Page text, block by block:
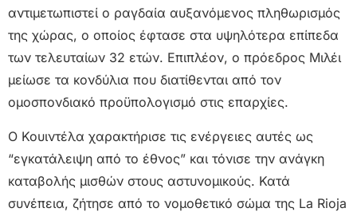
αντιμετωπιστεί ο ραγδαία αυξανόμενος πληθωρισμός
της χώρας, ο οποίος έφτασε στα υψηλότερα επίπεδα
των τελευταίων 32 ετών. Επιπλέον, ο πρόεδρος Μιλέι
μείωσε τα κονδύλια που διατίθενται από τον
ομοσπονδιακό προϋπολογισμό στις επαρχίες.
Ο Κουιντέλα χαρακτήρισε τις ενέργειες αυτές ως
“εγκατάλειψη από το έθνος” και τόνισε την ανάγκη
καταβολής μισθών στους αστυνομικούς. Κατά
συνέπεια, ζήτησε από το νομοθετικό σώμα της La Rioja